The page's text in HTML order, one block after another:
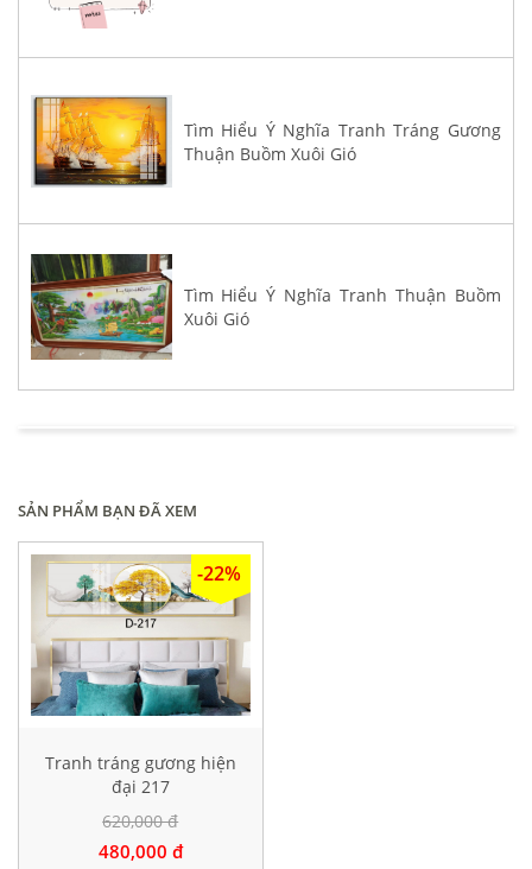
Tìm Hiểu Ý Nghĩa Tranh Tráng Gương
Thuận Buồm Xuôi Gió
Tìm Hiểu Ý Nghĩa Tranh Thuận Buồm
Xuôi Gió
SẢN PHẨM BẠN ĐÃ XEM
-22%
Tranh tráng gương hiện
đại 217
620,000 đ
480,000 đ